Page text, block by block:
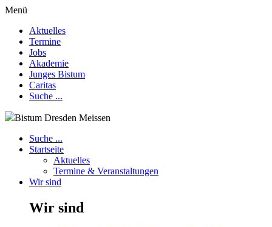
Menü
Aktuelles
Termine
Jobs
Akademie
Junges Bistum
Caritas
Suche ...
Bistum Dresden Meissen
Suche ...
Startseite
Aktuelles
Termine & Veranstaltungen
Wir sind
Wir sind